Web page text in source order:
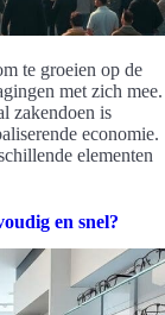
te groeien op de
met zich mee.
zakendoen is
economie.
elementen
en snel?